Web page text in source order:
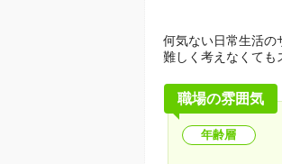
何気ない日常生活の
難しく考えなくても
職場の雰囲気
年齢層